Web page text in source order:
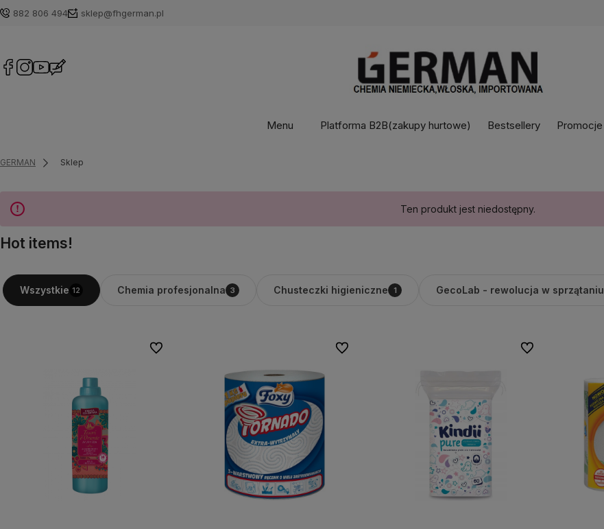
882 806 494 sklep@fhgerman.pl
Menu Platforma B2B(zakupy hurtowe) Bestsellery Promocje
GERMAN Sklep
Ten produkt jest niedostępny.
Hot items!
Wszystkie 12 Chemia profesjonalna 3 Chusteczki higieniczne 1 GecoLab - rewolucja w sprzątaniu
Do ulubionych Do ulubionych Do ulubionych